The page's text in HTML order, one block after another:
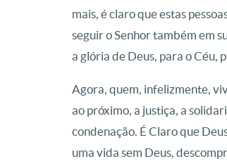
mais, é claro que estas
seguir o Senhor também em
a glória de Deus, para o Céu,
Agora, quem, infelizmente,
ao próximo, a justiça, a
condenação. É Claro que
uma vida sem Deus,